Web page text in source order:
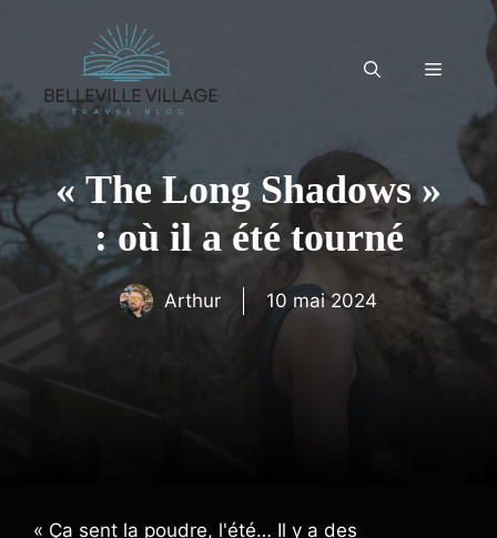
Menu
« The Long Shadows »
: où il a été tourné
Arthur 10 mai 2024
« Ça sent la poudre, l'été… Il y a des